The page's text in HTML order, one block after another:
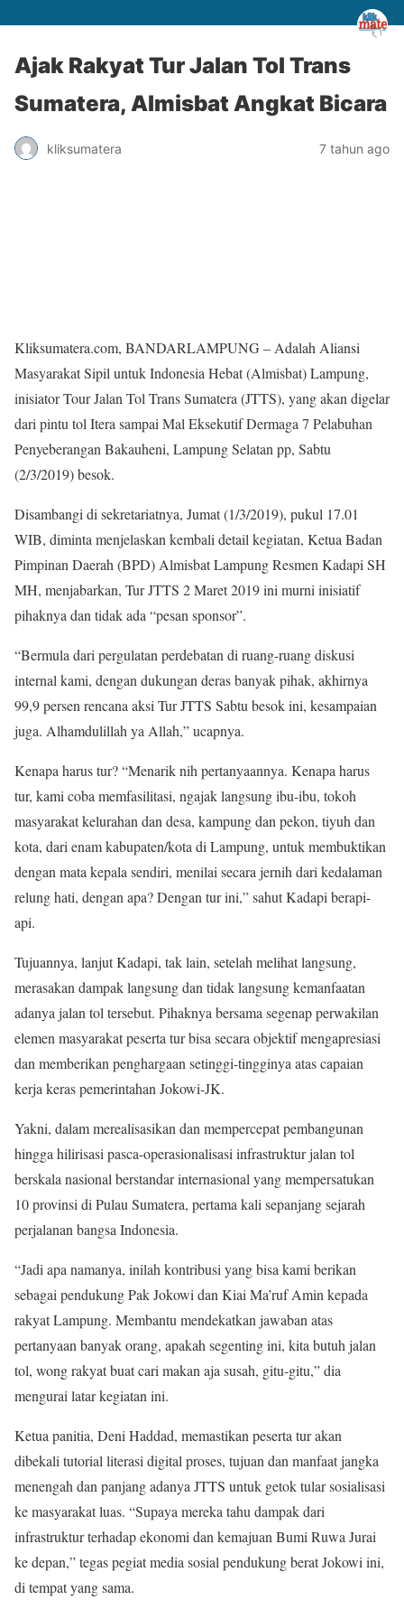
Ajak Rakyat Tur Jalan Tol Trans
Sumatera, Almisbat Angkat Bicara
kliksumatera 7 tahun ago
Kliksumatera.com, BANDARLAMPUNG – Adalah Aliansi
Masyarakat Sipil untuk Indonesia Hebat (Almisbat) Lampung,
inisiator Tour Jalan Tol Trans Sumatera (JTTS), yang akan digelar
dari pintu tol Itera sampai Mal Eksekutif Dermaga 7 Pelabuhan
Penyeberangan Bakauheni, Lampung Selatan pp, Sabtu
(2/3/2019) besok.
Disambangi di sekretariatnya, Jumat (1/3/2019), pukul 17.01
WIB, diminta menjelaskan kembali detail kegiatan, Ketua Badan
Pimpinan Daerah (BPD) Almisbat Lampung Resmen Kadapi SH
MH, menjabarkan, Tur JTTS 2 Maret 2019 ini murni inisiatif
pihaknya dan tidak ada “pesan sponsor”.
“Bermula dari pergulatan perdebatan di ruang-ruang diskusi
internal kami, dengan dukungan deras banyak pihak, akhirnya
99,9 persen rencana aksi Tur JTTS Sabtu besok ini, kesampaian
juga. Alhamdulillah ya Allah,” ucapnya.
Kenapa harus tur? “Menarik nih pertanyaannya. Kenapa harus
tur, kami coba memfasilitasi, ngajak langsung ibu-ibu, tokoh
masyarakat kelurahan dan desa, kampung dan pekon, tiyuh dan
kota, dari enam kabupaten/kota di Lampung, untuk membuktikan
dengan mata kepala sendiri, menilai secara jernih dari kedalaman
relung hati, dengan apa? Dengan tur ini,” sahut Kadapi berapi-
api.
Tujuannya, lanjut Kadapi, tak lain, setelah melihat langsung,
merasakan dampak langsung dan tidak langsung kemanfaatan
adanya jalan tol tersebut. Pihaknya bersama segenap perwakilan
elemen masyarakat peserta tur bisa secara objektif mengapresiasi
dan memberikan penghargaan setinggi-tingginya atas capaian
kerja keras pemerintahan Jokowi-JK.
Yakni, dalam merealisasikan dan mempercepat pembangunan
hingga hilirisasi pasca-operasionalisasi infrastruktur jalan tol
berskala nasional berstandar internasional yang mempersatukan
10 provinsi di Pulau Sumatera, pertama kali sepanjang sejarah
perjalanan bangsa Indonesia.
“Jadi apa namanya, inilah kontribusi yang bisa kami berikan
sebagai pendukung Pak Jokowi dan Kiai Ma’ruf Amin kepada
rakyat Lampung. Membantu mendekatkan jawaban atas
pertanyaan banyak orang, apakah segenting ini, kita butuh jalan
tol, wong rakyat buat cari makan aja susah, gitu-gitu,” dia
mengurai latar kegiatan ini.
Ketua panitia, Deni Haddad, memastikan peserta tur akan
dibekali tutorial literasi digital proses, tujuan dan manfaat jangka
menengah dan panjang adanya JTTS untuk getok tular sosialisasi
ke masyarakat luas. “Supaya mereka tahu dampak dari
infrastruktur terhadap ekonomi dan kemajuan Bumi Ruwa Jurai
ke depan,” tegas pegiat media sosial pendukung berat Jokowi ini,
di tempat yang sama.